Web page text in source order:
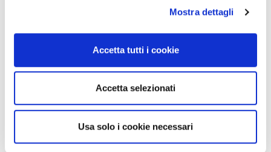
Mostra dettagli
Accetta tutti i cookie
Accetta selezionati
Usa solo i cookie necessari